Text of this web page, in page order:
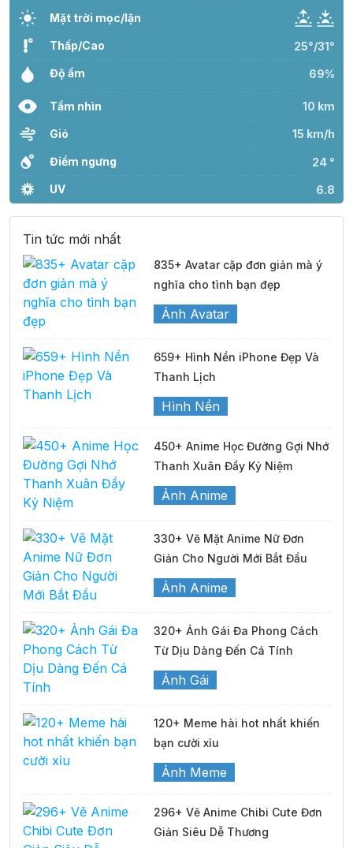
Mặt trời mọc/lặn
Thấp/Cao 25°/31°
Độ ẩm 69%
Tầm nhìn 10 km
Gió 15 km/h
Điểm ngưng 24 °
UV 6.8
Tin tức mới nhất
835+ Avatar cặp đơn giản mà ý
nghĩa cho tình bạn đẹp
Ảnh Avatar
659+ Hình Nền iPhone Đẹp Và
Thanh Lịch
Hình Nền
450+ Anime Học Đường Gợi Nhớ
Thanh Xuân Đầy Kỷ Niệm
Ảnh Anime
330+ Vẽ Mặt Anime Nữ Đơn
Giản Cho Người Mới Bắt Đầu
Ảnh Anime
320+ Ảnh Gái Đa Phong Cách
Từ Dịu Dàng Đến Cá Tính
Ảnh Gái
120+ Meme hài hot nhất khiến
bạn cười xỉu
Ảnh Meme
296+ Vẽ Anime Chibi Cute Đơn
Giản Siêu Dễ Thương